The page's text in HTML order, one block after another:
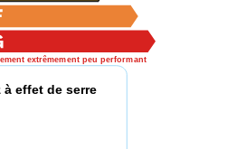
extrêmement peu performant
effet de serre